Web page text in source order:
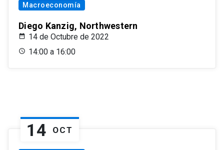
Macroeconomía
Diego Kanzig, Northwestern
14 de Octubre de 2022
14:00 a 16:00
14 OCT